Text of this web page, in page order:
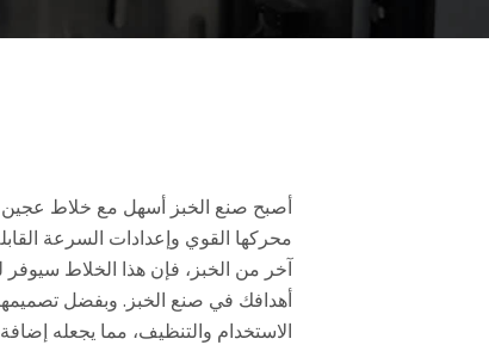
أصبح صنع الخبز أسهل مع خلاط عجين
محركها القوي وإعدادات السرعة
أهدافك في صنع الخبز. وبفضل
الاستخدام والتنظيف، مما يجعله